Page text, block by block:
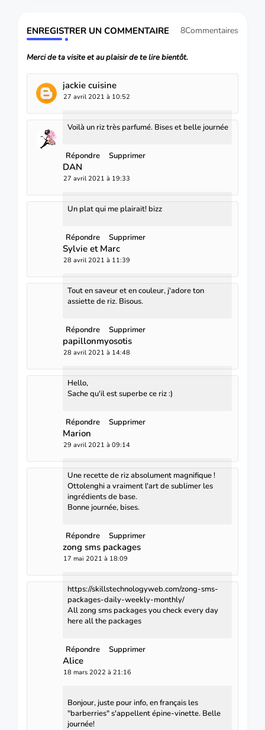
ENREGISTRER UN COMMENTAIRE 8Commentaires
Merci de ta visite et au plaisir de te lire bientôt.
jackie cuisine
27 avril 2021 à 10:52
Voilà un riz très parfumé. Bises et belle journée
Répondre Supprimer
DAN
27 avril 2021 à 19:33
Un plat qui me plairait! bizz
Répondre Supprimer
Sylvie et Marc
28 avril 2021 à 11:39
Tout en saveur et en couleur, j'adore ton
assiette de riz. Bisous.
Répondre Supprimer
papillonmyosotis
28 avril 2021 à 14:48
Hello,
Sache qu'il est superbe ce riz :)
Répondre Supprimer
Marion
29 avril 2021 à 09:14
Une recette de riz absolument magnifique !
Ottolenghi a vraiment l'art de sublimer les
ingrédients de base.
Bonne journée, bises.
Répondre Supprimer
zong sms packages
17 mai 2021 à 18:09
https://skillstechnologyweb.com/zong-sms-
packages-daily-weekly-monthly/
All zong sms packages you check every day
here all the packages
Répondre Supprimer
Alice
18 mars 2022 à 21:16
Bonjour, juste pour info, en français les
"barberries" s'appellent épine-vinette. Belle
journée!